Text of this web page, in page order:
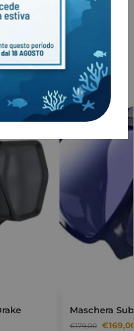
Sub
-6%
Maschera
€179,00 €